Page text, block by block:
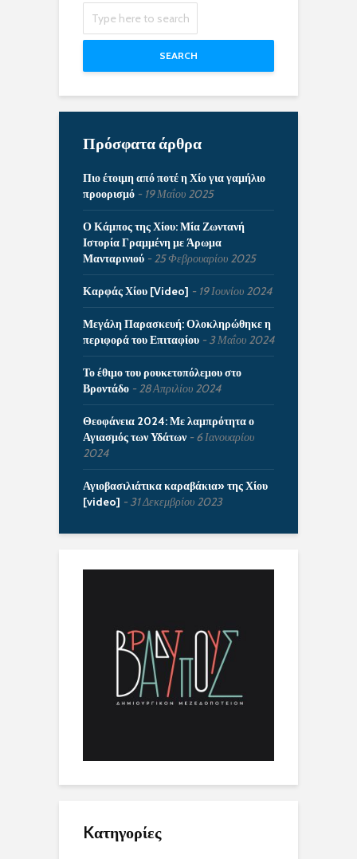
SEARCH
Πρόσφατα άρθρα
Πιο έτοιμη από ποτέ η Χίο για γαμήλιο
προορισμό
19 Μαΐου 2025
Ο Κάμπος της Χίου: Μία Ζωντανή
Ιστορία Γραμμένη με Άρωμα
Μανταρινιού
25 Φεβρουαρίου 2025
Καρφάς Χίου [Video] 19 Ιουνίου 2024
Μεγάλη Παρασκευή: Ολοκληρώθηκε η
περιφορά του Επιταφίου
3 Μαΐου 2024
Το έθιμο του ρουκετοπόλεμου στο
Βροντάδο
28 Απριλίου 2024
Θεοφάνεια 2024: Με λαμπρότητα ο
Αγιασμός των Υδάτων
6 Ιανουαρίου
2024
Αγιοβασιλιάτικα καραβάκια» της Χίου
[video]
31 Δεκεμβρίου 2023
Kατηγορίες